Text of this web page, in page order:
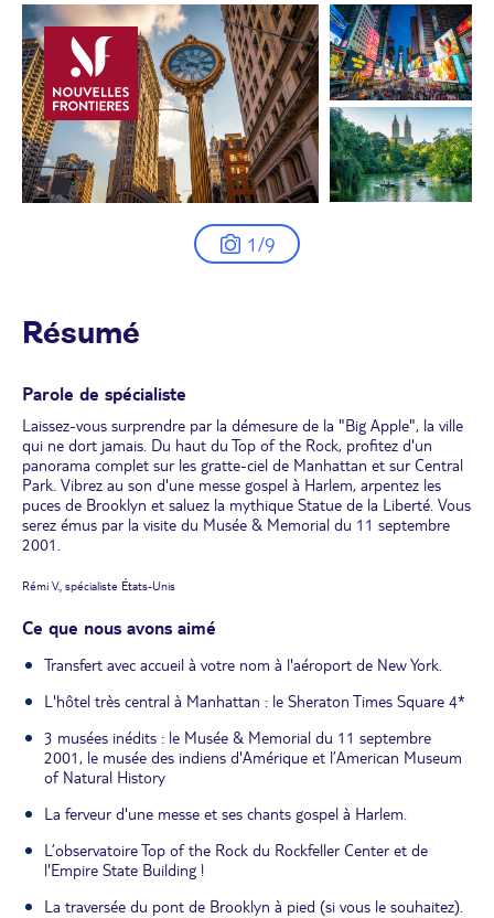
1/9
Résumé
Parole de spécialiste
Laissez-vous surprendre par la démesure de la "Big Apple", la ville
qui ne dort jamais. Du haut du Top of the Rock, profitez d'un
panorama complet sur les gratte-ciel de Manhattan et sur Central
Park. Vibrez au son d'une messe gospel à Harlem, arpentez les
puces de Brooklyn et saluez la mythique Statue de la Liberté. Vous
serez émus par la visite du Musée & Memorial du 11 septembre
2001.
Rémi V., spécialiste États-Unis
Ce que nous avons aimé
Transfert avec accueil à votre nom à l'aéroport de New York.
L'hôtel très central à Manhattan : le Sheraton Times Square 4*
3 musées inédits : le Musée & Memorial du 11 septembre
2001, le musée des indiens d'Amérique et l’American Museum
of Natural History
La ferveur d'une messe et ses chants gospel à Harlem.
L’observatoire Top of the Rock du Rockfeller Center et de
l'Empire State Building !
La traversée du pont de Brooklyn à pied (si vous le souhaitez).